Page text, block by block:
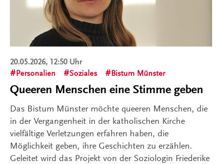
20.05.2026, 12:50 Uhr
Personalien
Soziales Bistum Münster
Queeren Menschen eine Stimme geben
Das Bistum Münster möchte queeren Menschen, die
in der Vergangenheit in der katholischen Kirche
vielfältige Verletzungen erfahren haben, die
Möglichkeit geben, ihre Geschichten zu erzählen.
Geleitet wird das Projekt von der Soziologin Friederike